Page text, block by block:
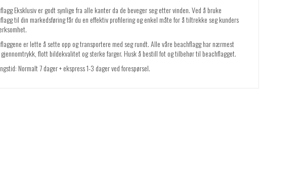
Eksklusiv er godt synlige fra alle kanter da de beveger seg etter vinden. Ved å bruke
til din markedsføring får du en effektiv profilering og enkel måte for å tiltrekke seg kunders
er lette å sette opp og transportere med seg rundt. Alle våre beachflagg har nærmest
flott bildekvalitet og sterke farger. Husk å bestill fot og tilbehør til beachflagget.
Normalt 7 dager + ekspress 1-3 dager ved forespørsel.